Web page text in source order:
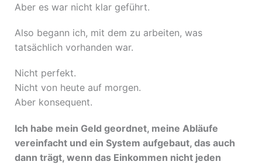
Aber es war nicht klar geführt.
Also begann ich, mit dem zu arbeiten, was
tatsächlich vorhanden war.
Nicht perfekt.
Nicht von heute auf morgen.
Aber konsequent.
Ich habe mein Geld geordnet, meine Abläufe
vereinfacht und ein System aufgebaut, das auch
dann trägt, wenn das Einkommen nicht jeden